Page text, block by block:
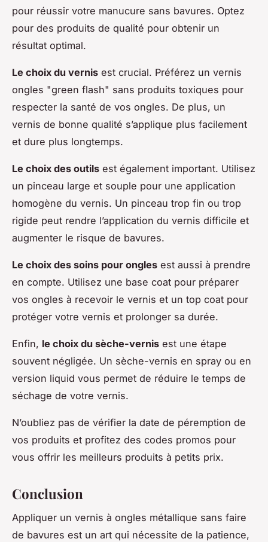
pour réussir votre manucure sans bavures. Optez
pour des produits de qualité pour obtenir un
résultat optimal.
Le choix du vernis est crucial. Préférez un vernis
ongles "green flash" sans produits toxiques pour
respecter la santé de vos ongles. De plus, un
vernis de bonne qualité s’applique plus facilement
et dure plus longtemps.
Le choix des outils est également important. Utilisez
un pinceau large et souple pour une application
homogène du vernis. Un pinceau trop fin ou trop
rigide peut rendre l’application du vernis difficile et
augmenter le risque de bavures.
Le choix des soins pour ongles est aussi à prendre
en compte. Utilisez une base coat pour préparer
vos ongles à recevoir le vernis et un top coat pour
protéger votre vernis et prolonger sa durée.
Enfin, le choix du sèche-vernis est une étape
souvent négligée. Un sèche-vernis en spray ou en
version liquid vous permet de réduire le temps de
séchage de votre vernis.
N’oubliez pas de vérifier la date de péremption de
vos produits et profitez des codes promos pour
vous offrir les meilleurs produits à petits prix.
Conclusion
Appliquer un vernis à ongles métallique sans faire
de bavures est un art qui nécessite de la patience,